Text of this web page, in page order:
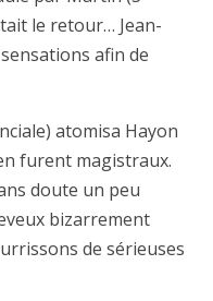
le retour… Jean-
afin de
atomisa Hayon
furent magistraux.
doute un peu
bizarrement
de sérieuses